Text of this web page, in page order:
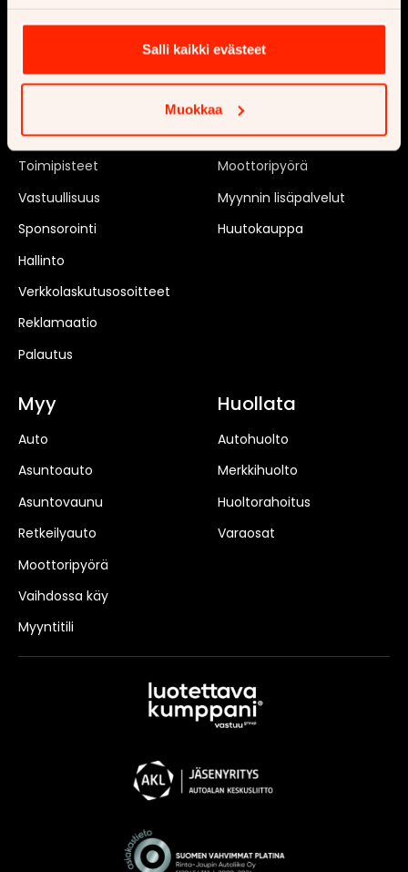
Salli kaikki evästeet
Muokkaa
Ajankohtaista
Rekrytointi
Toimipisteet
Vastuullisuus
Sponsorointi
Hallinto
Verkkolaskutusosoitteet
Reklamaatio
Palautus
Vaihtoautot
Uusi auto
Matkailuauto
Matkailuvaunu
Moottoripyörä
Myynnin lisäpalvelut
Huutokauppa
Myy
Auto
Asuntoauto
Asuntovaunu
Retkeilyauto
Moottoripyörä
Vaihdossa käy
Myyntitili
Huollata
Autohuolto
Merkkihuolto
Huoltorahoitus
Varaosat